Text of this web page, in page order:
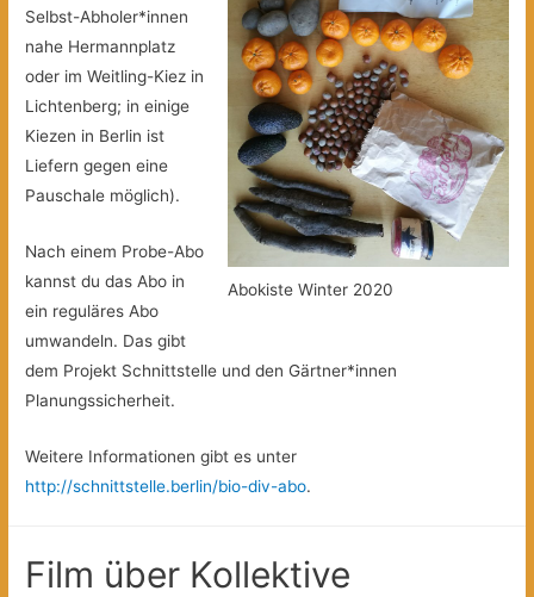
Abokiste Winter 2020
Selbst-Abholer*innen
nahe Hermannplatz
oder im Weitling-Kiez in
Lichtenberg; in einige
Kiezen in Berlin ist
Liefern gegen eine
Pauschale möglich).
Nach einem Probe-Abo
kannst du das Abo in
ein reguläres Abo
umwandeln. Das gibt
dem Projekt Schnittstelle und den Gärtner*innen
Planungssicherheit.
Weitere Informationen gibt es unter
http://schnittstelle.berlin/bio-div-abo.
Film über Kollektive